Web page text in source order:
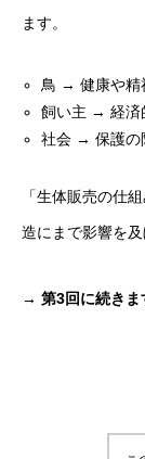
ます。
鳥 → 健康や精
飼い主 → 経済
社会 → 保護の
「生体販売の仕
造にまで影響を及
→ 第3回に続きま